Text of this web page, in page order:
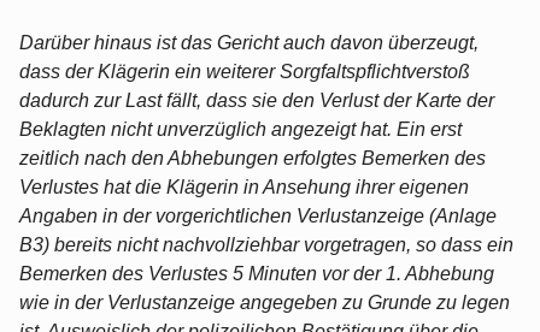
Darüber hinaus ist das Gericht auch davon überzeugt,
dass der Klägerin ein weiterer Sorgfaltspflichtverstoß
dadurch zur Last fällt, dass sie den Verlust der Karte der
Beklagten nicht unverzüglich angezeigt hat. Ein erst
zeitlich nach den Abhebungen erfolgtes Bemerken des
Verlustes hat die Klägerin in Ansehung ihrer eigenen
Angaben in der vorgerichtlichen Verlustanzeige (Anlage
B3) bereits nicht nachvollziehbar vorgetragen, so dass ein
Bemerken des Verlustes 5 Minuten vor der 1. Abhebung
wie in der Verlustanzeige angegeben zu Grunde zu legen